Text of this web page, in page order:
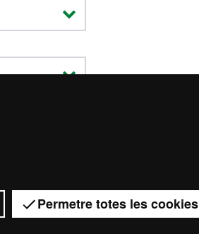
Permetre totes les cookies